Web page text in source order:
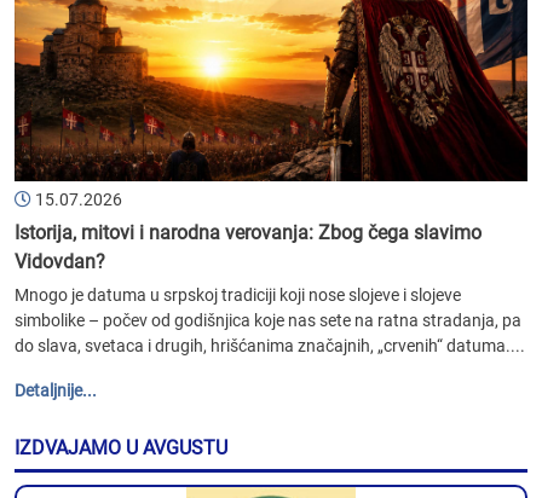
15.07.2026
Istorija, mitovi i narodna verovanja: Zbog čega slavimo
Vidovdan?
Mnogo je datuma u srpskoj tradiciji koji nose slojeve i slojeve
simbolike – počev od godišnjica koje nas sete na ratna stradanja, pa
do slava, svetaca i drugih, hrišćanima značajnih, „crvenih“ datuma....
Detaljnije...
IZDVAJAMO U AVGUSTU